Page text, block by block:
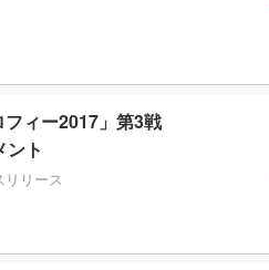
ィー2017」第3戦
ト
リリース